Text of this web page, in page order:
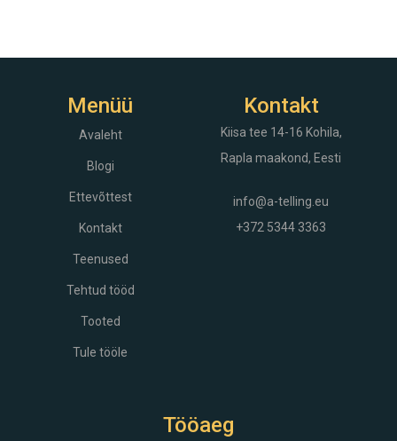
Menüü
Avaleht
Blogi
Ettevõttest
Kontakt
Teenused
Tehtud tööd
Tooted
Tule tööle
Kontakt
Kiisa tee 14-16 Kohila,
Rapla maakond, Eesti
info@a-telling.eu
+372 5344 3363
Tööaeg